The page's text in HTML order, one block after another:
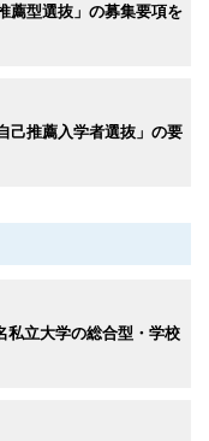
薦型選抜」の募集要項を
己推薦入学者選抜」の要
私立大学の総合型・学校